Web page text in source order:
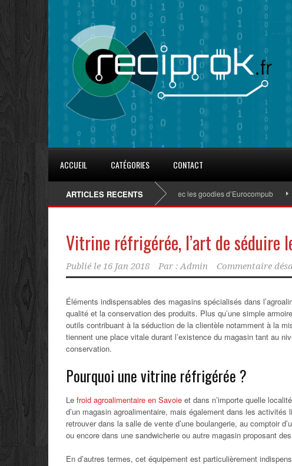
ACCUEIL CATÉGORIES CONTACT
ARTICLES RECENTS
8 conseils pour fidéliser avec les goodies d’Eurocompub
Vitrine réfrigérée, l’art de séduire
Publié le 16 Jan 2018 Par : Admin Commentaire
Éléments indispensables des magasins spécialisés dans
qualité et la conservation des produits. Plus qu’une simple
outils contribuant à la séduction de la clientèle notamment à la
tiennent une place vitale durant l’existence du magasin tant au
conservation.
Pourquoi une vitrine réfrigérée ?
Le froid agroalimentaire en Savoie et dans n’importe quelle
d’un magasin agroalimentaire, mais également dans les
retrouver dans la salle de vente d’une boulangerie, au comptoir
ou encore dans une sandwicherie ou autre magasin proposant
En d’autres termes, cet équipement est particulièrement